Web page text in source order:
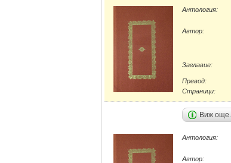
Антология:
Автор:
Заглавие:
Превод:
Страници:
Виж още...
Антология:
Автор: